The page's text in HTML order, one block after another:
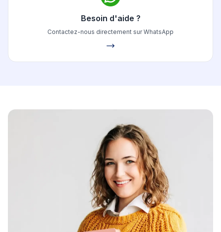
Besoin d'aide ?
Contactez-nous directement sur WhatsApp